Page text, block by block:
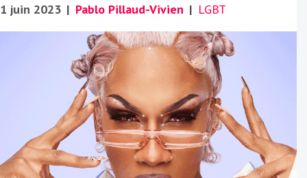
1 juin 2023 | Pablo Pillaud-Vivien | LGBT